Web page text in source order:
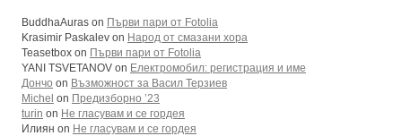
BuddhaAuras on Първи пари от Fotolia
Krasimir Paskalev on Народ от смазани хора
Teasetbox on Първи пари от Fotolia
YANI TSVETANOV on Електромобил: регистрация и име
Дончо on Възможност за Васил Терзиев
Michel on Предизборно ’23
turin on Не гласувам и се гордея
Илиян on Не гласувам и се гордея